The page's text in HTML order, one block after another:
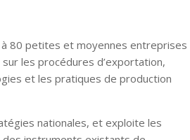
80 petites et moyennes entreprises
les procédures d’exportation,
et les pratiques de production
nationales, et exploite les